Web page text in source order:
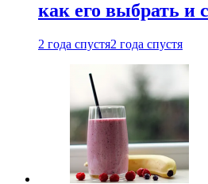
как его выбрать и
2 года спустя2 года спустя